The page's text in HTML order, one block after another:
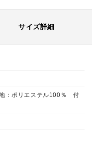
サイズ詳細
：ポリエステル100％ 付